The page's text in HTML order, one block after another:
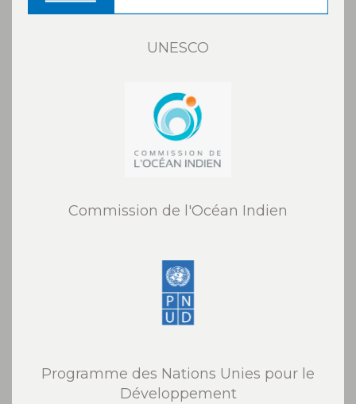
UNESCO
Commission de l'Océan Indien
Programme des Nations Unies pour le
Développement